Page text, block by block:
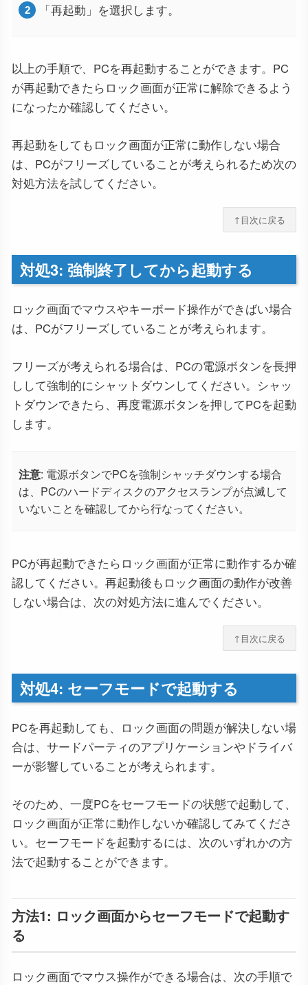
「再起動」を選択します。
以上の手順で、PCを再起動することができます。PC
が再起動できたらロック画面が正常に解除できるよう
になったか確認してください。
再起動をしてもロック画面が正常に動作しない場合
は、PCがフリーズしていることが考えられるため次の
対処方法を試してください。
↑目次に戻る
対処3: 強制終了してから起動する
ロック画面でマウスやキーボード操作ができばい場合
は、PCがフリーズしていることが考えられます。
フリーズが考えられる場合は、PCの電源ボタンを長押
しして強制的にシャットダウンしてください。シャッ
トダウンできたら、再度電源ボタンを押してPCを起動
します。
注意: 電源ボタンでPCを強制シャッチダウンする場合
は、PCのハードディスクのアクセスランプが点滅して
いないことを確認してから行なってください。
PCが再起動できたらロック画面が正常に動作するか確
認してください。再起動後もロック画面の動作が改善
しない場合は、次の対処方法に進んでください。
↑目次に戻る
対処4: セーフモードで起動する
PCを再起動しても、ロック画面の問題が解決しない場
合は、サードパーティのアプリケーションやドライバ
ーが影響していることが考えられます。
そのため、一度PCをセーフモードの状態で起動して、
ロック画面が正常に動作しないか確認してみてくださ
い。セーフモードを起動するには、次のいずれかの方
法で起動することができます。
方法1: ロック画面からセーフモードで起動す
る
ロック画面でマウス操作ができる場合は、次の手順で